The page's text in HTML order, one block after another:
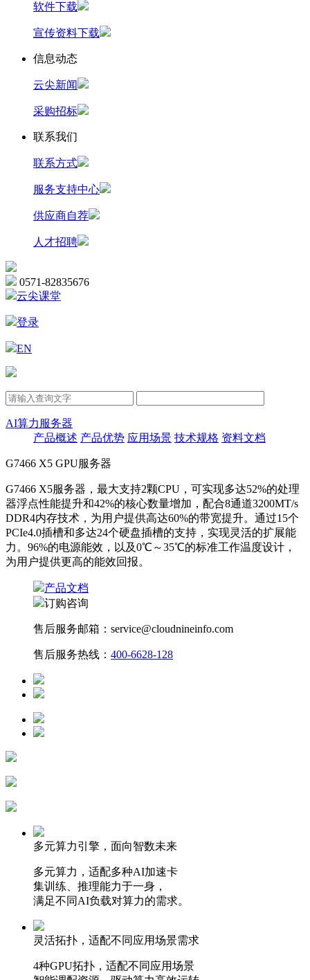
软件下载
宣传资料下载
信息动态
云尖新闻
采购招标
联系我们
联系方式
服务支持中心
供应商自荐
人才招聘
0571-82835676
云尖课堂
登录
EN
AI算力服务器
产品概述 产品优势 应用场景 技术规格 资料文档
G7466 X5 GPU服务器
G7466 X5服务器，最大支持2颗CPU，可实现多达52%的处理
器浮点性能提升和42%的核心数量增加，配合8通道3200MT/s
DDR4内存技术，为用户提供高达60%的带宽提升。通过15个
PCIe4.0插槽和多达24个硬盘插槽的支持，实现灵活的扩展能
力。96%的电源能效，以及0℃～35℃的标准工作温度设计，
为用户提供更高的能效回报。
产品文档
订购咨询
售后服务邮箱：service@cloudnineinfo.com
售后服务热线： 400-6628-128
多元算力引擎，面向智数未来
多元算力，适配多种AI加速卡
集训练、推理能力于一身，
满足不同AI负载对算力的需求。
灵活拓扑，适配不同应用场景需求
4种GPU拓扑，适配不同应用场景